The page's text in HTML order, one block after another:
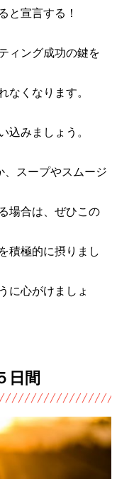
と宣言する！
ィング成功の鍵を
くなります。
みましょう。
スープやスムージ
場合は、ぜひこの
積極的に摂りまし
に心がけましょ
日間